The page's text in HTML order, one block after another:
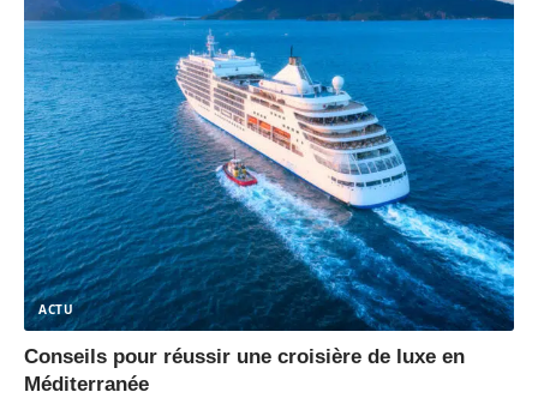
ACTU
Conseils pour réussir une croisière de luxe en
Méditerranée